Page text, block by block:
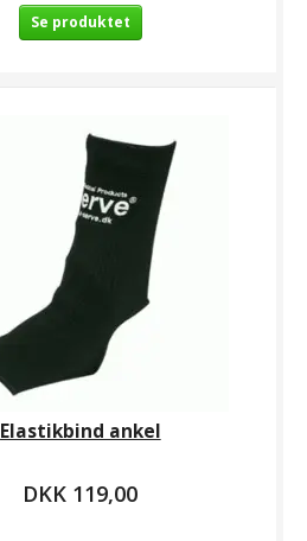
Se produktet
Elastikbind ankel
DKK 119,00